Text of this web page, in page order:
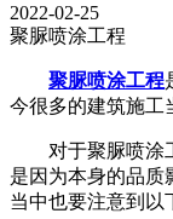
2022-02-25
聚脲喷涂工程
聚脲喷涂工程
今很多的建筑施工
对于聚脲喷涂工
是因为本身的品质
当中也要注意到以